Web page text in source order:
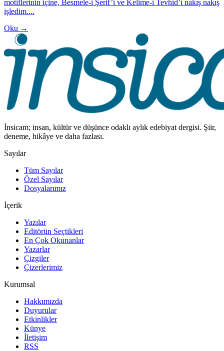
motiflerinin içine, Besmele-i Şerif’i ve Kelime-i Tevhid’i nakış nakış
işledim....
Oku →
İnsicam; insan, kültür ve düşünce odaklı aylık edebiyat dergisi. Şiir,
deneme, hikâye ve daha fazlası.
Sayılar
Tüm Sayılar
Özel Sayılar
Dosyalarımız
İçerik
Yazılar
Editörün Seçtikleri
En Çok Okunanlar
Yazarlar
Çizgiler
Çizerlerimiz
Kurumsal
Hakkımızda
Duyurular
Etkinlikler
Künye
İletişim
RSS